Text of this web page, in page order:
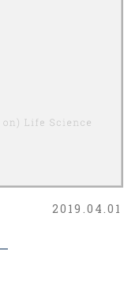
2019.04.01